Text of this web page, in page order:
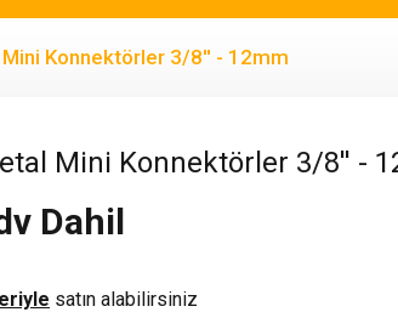
Konnektörler 3/8'' - 12mm
Mini Konnektörler 3/8'' -
Dahil
satın alabilirsiniz